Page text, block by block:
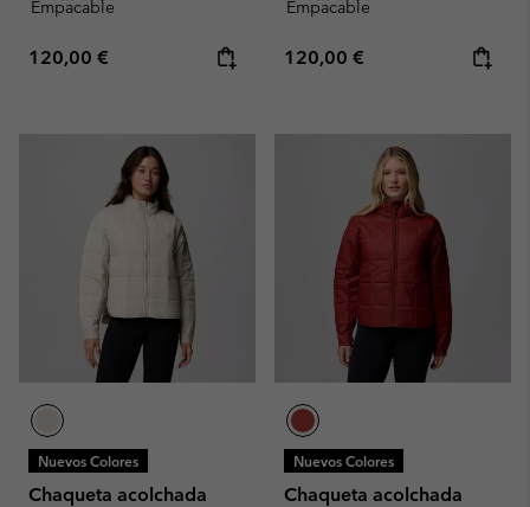
Empacable
Regular price:
120,00 €
Empacable
Regular price:
120,00 €
Nuevos Colores
Chaqueta acolchada
Nuevos Colores
Chaqueta acolchada